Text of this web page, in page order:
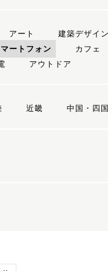
アート 建築デザイン
ートフォン カフェ
アウトドア
近畿 中国・四国